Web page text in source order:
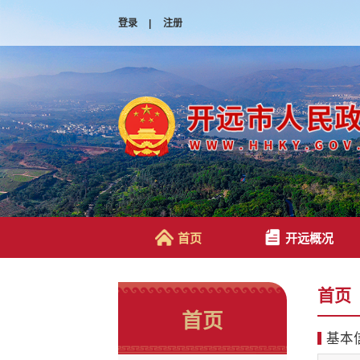
登录 | 注册
首页 开远概况
首页
首页
基本